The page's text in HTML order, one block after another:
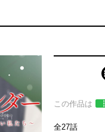
この作品は
全27話